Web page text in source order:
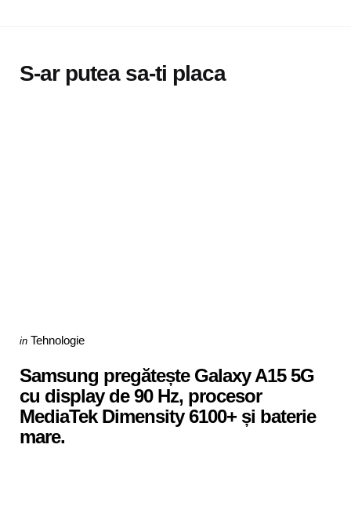
S-ar putea sa-ti placa
Categories
Posted
in Tehnologie
Samsung pregătește Galaxy A15 5G
cu display de 90 Hz, procesor
MediaTek Dimensity 6100+ și baterie
mare.